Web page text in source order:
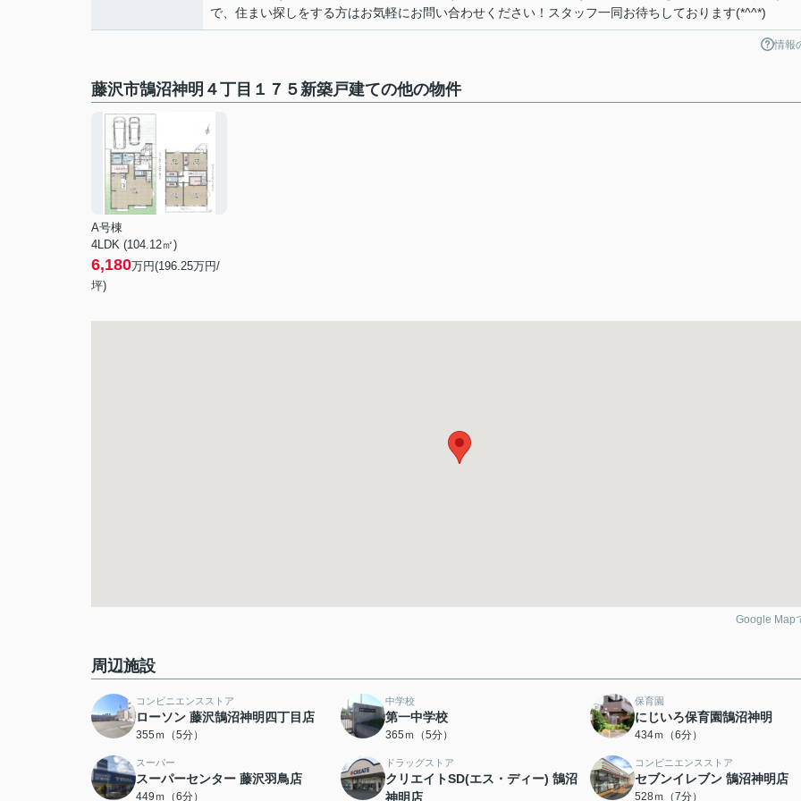
で、住まい探しをする方はお気軽にお問い合わせください！スタッフ一同お待ちしております(*^^*)
情報
藤沢市鵠沼神明４丁目１７５新築戸建ての他の物件
A号棟
4LDK (104.12㎡)
6,180万円(196.25万円/
坪)
Google Map
周辺施設
コンビニエンスストア
ローソン 藤沢鵠沼神明四丁目店
355ｍ（5分）
中学校
第一中学校
365ｍ（5分）
保育園
にじいろ保育園鵠沼神明
434ｍ（6分）
スーパー
スーパーセンター 藤沢羽鳥店
449ｍ（6分）
ドラッグストア
クリエイトSD(エス・ディー) 鵠沼
神明店
コンビニエンスストア
セブンイレブン 鵠沼神明店
528ｍ（7分）